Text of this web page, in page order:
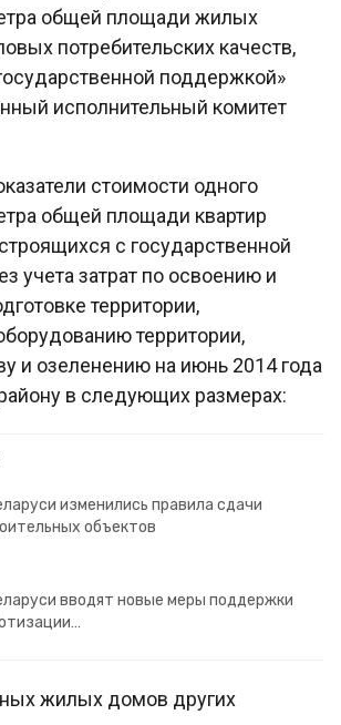
общей площади жилых
потребительских качеств,
поддержкой»
исполнительный комитет
стоимости одного
общей площади квартир
с государственной
учета затрат по освоению и
территории,
территории,
и озеленению на июнь 2014 года
в следующих размерах:
изменились правила сдачи
объектов
вводят новые меры поддержки
жилых домов других